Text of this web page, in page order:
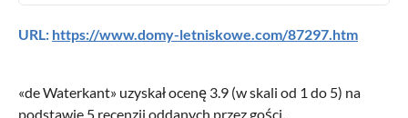
URL: https://www.domy-letniskowe.com/87297.htm
«de Waterkant» uzyskał ocenę 3.9 (w skali od 1 do 5) na
podstawie 5 recenzji oddanych przez gości.